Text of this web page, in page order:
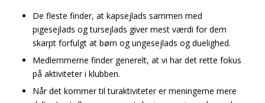
De fleste finder, at kapsejlads sammen med
pigesejlads og tursejlads giver mest værdi for dem
skarpt forfulgt at børn og ungesejlads og duelighed.
Medlemmerne finder generelt, at vi har det rette fokus
på aktiviteter i klubben.
Når det kommer til turaktiviteter er meningerne mere